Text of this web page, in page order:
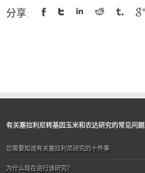
分享:
有关塞拉利尼转基因玉米和农达研究的常见问题
您需要知道有关塞拉利尼研究的十件事
为什么现在进行该研究？